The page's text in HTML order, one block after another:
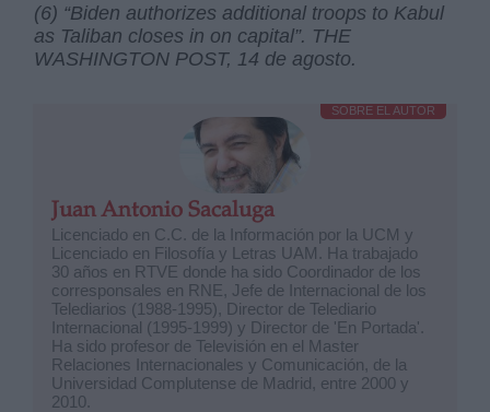
(6) “Biden authorizes additional troops to Kabul
as Taliban closes in on capital”. THE
WASHINGTON POST, 14 de agosto.
SOBRE EL AUTOR
Juan Antonio Sacaluga
Licenciado en C.C. de la Información por la UCM y
Licenciado en Filosofía y Letras UAM. Ha trabajado
30 años en RTVE donde ha sido Coordinador de los
corresponsales en RNE, Jefe de Internacional de los
Telediarios (1988-1995), Director de Telediario
Internacional (1995-1999) y Director de 'En Portada'.
Ha sido profesor de Televisión en el Master
Relaciones Internacionales y Comunicación, de la
Universidad Complutense de Madrid, entre 2000 y
2010.